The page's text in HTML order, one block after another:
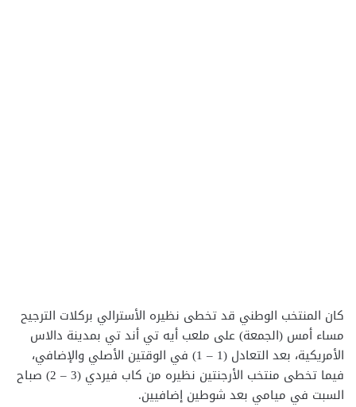
كان المنتخب الوطني قد تخطى نظيره الأسترالي بركلات الترجيح
مساء أمس (الجمعة) على ملعب أيه تي أند تي بمدينة دالاس
الأمريكية، بعد التعادل (1 – 1) في الوقتين الأصلي والإضافي،
فيما تخطى منتخب الأرجنتين نظيره من كاب فيردي (3 – 2) صباح
السبت في ميامي بعد شوطين إضافيين.